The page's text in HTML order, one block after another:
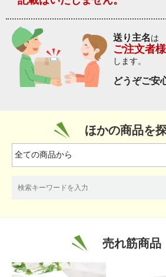
送り主名は
ご注文者
します。
どうぞご安
ほかの商品を
売れ筋商品